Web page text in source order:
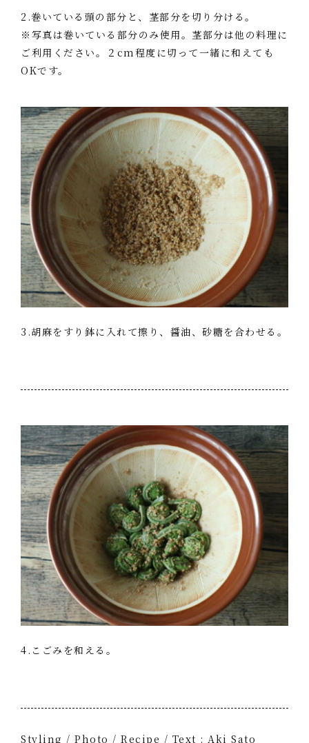
2.巻いている頭の部分と、茎部分を切り分ける。
※写真は巻いている部分のみ使用。茎部分は他の料理に
ご利用ください。２cm程度に切って一緒に和えても
OKです。
3.胡麻をすり鉢に入れて擦り、醤油、砂糖を合わせる。
4.こごみを和える。
Styling / Photo / Recipe / Text : Aki Sato